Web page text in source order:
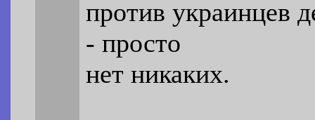
против украинцев
- просто
нет никаких.